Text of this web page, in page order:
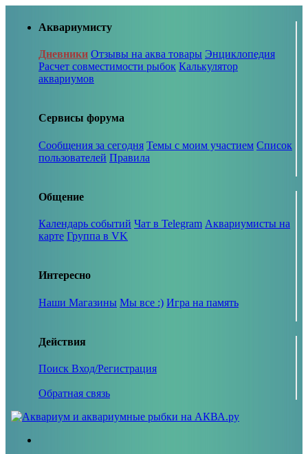
Аквариумисту
Дневники Отзывы на аква товары Энциклопедия
Расчет совместимости рыбок Калькулятор
аквариумов
Сервисы форума
Сообщения за сегодня Темы с моим участием Список
пользователей Правила
Общение
Календарь событий Чат в Telegram Аквариумисты на
карте Группа в VK
Интересно
Наши Магазины Мы все :) Игра на память
Действия
Поиск Вход/Регистрация
Обратная связь